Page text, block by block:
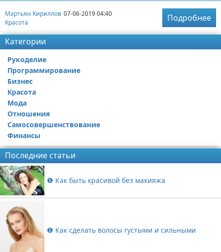
Мартьян Кириллов 07-06-2019 04:40
Красота
Подробнее
Категории
Рукоделие
Программирование
Бизнес
Красота
Мода
Отношения
Самосовершенствование
Финансы
Последние статьи
❶ Как быть красивой без макияжа
❶ Как сделать волосы густыми и сильными